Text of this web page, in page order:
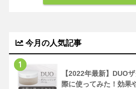
今月の人気記事
1
【2022年最新】DUO
際に使ってみた！効果